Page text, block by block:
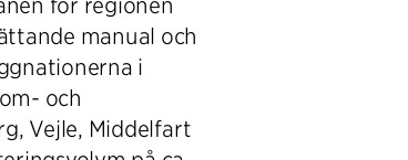
manual och
i
och
Vejle, Middelfart